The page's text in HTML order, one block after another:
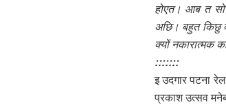
होएत। आब त
अछि। बहुत किछु
क्यों
:::::::
इ उदगार पटना
प्रकाश उत्सव